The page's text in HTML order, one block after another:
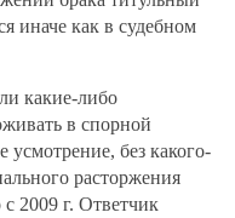
иначе как в судебном
какие-либо
в спорной
усмотрение, без какого-
расторжения
с 2009 г. Ответчик